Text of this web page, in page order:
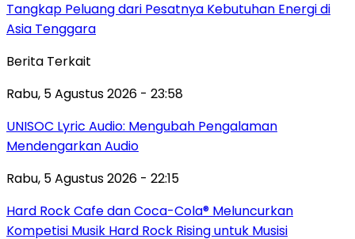
Tangkap Peluang dari Pesatnya Kebutuhan Energi di
Asia Tenggara
Berita Terkait
Rabu, 5 Agustus 2026 - 23:58
UNISOC Lyric Audio: Mengubah Pengalaman
Mendengarkan Audio
Rabu, 5 Agustus 2026 - 22:15
Hard Rock Cafe dan Coca-Cola® Meluncurkan
Kompetisi Musik Hard Rock Rising untuk Musisi